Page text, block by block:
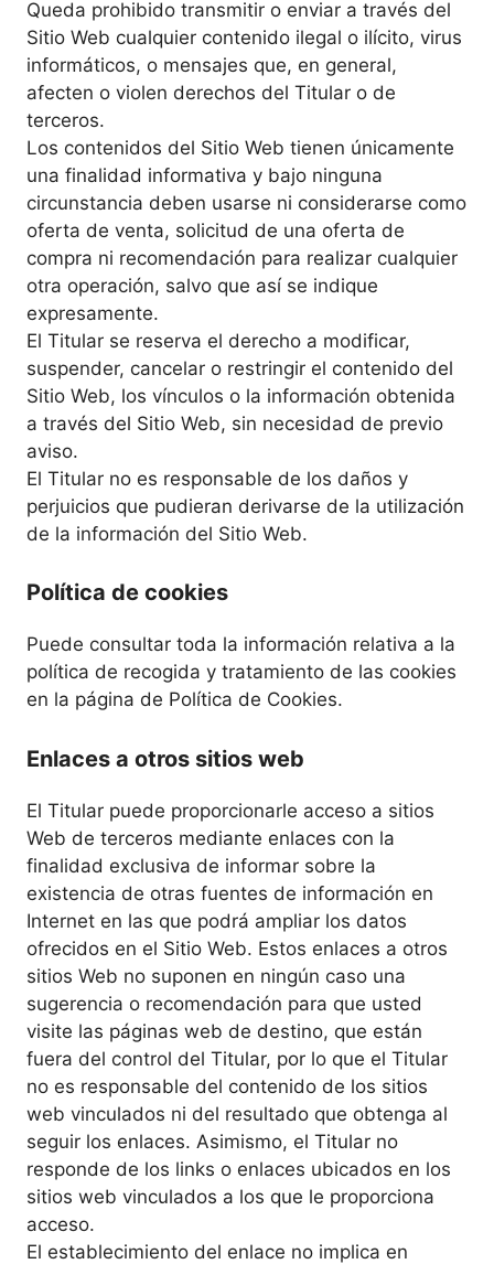
Queda prohibido transmitir o enviar a través del
Sitio Web cualquier contenido ilegal o ilícito, virus
informáticos, o mensajes que, en general,
afecten o violen derechos del Titular o de
terceros.
Los contenidos del Sitio Web tienen únicamente
una finalidad informativa y bajo ninguna
circunstancia deben usarse ni considerarse como
oferta de venta, solicitud de una oferta de
compra ni recomendación para realizar cualquier
otra operación, salvo que así se indique
expresamente.
El Titular se reserva el derecho a modificar,
suspender, cancelar o restringir el contenido del
Sitio Web, los vínculos o la información obtenida
a través del Sitio Web, sin necesidad de previo
aviso.
El Titular no es responsable de los daños y
perjuicios que pudieran derivarse de la utilización
de la información del Sitio Web.
Política de cookies
Puede consultar toda la información relativa a la
política de recogida y tratamiento de las cookies
en la página de Política de Cookies.
Enlaces a otros sitios web
El Titular puede proporcionarle acceso a sitios
Web de terceros mediante enlaces con la
finalidad exclusiva de informar sobre la
existencia de otras fuentes de información en
Internet en las que podrá ampliar los datos
ofrecidos en el Sitio Web. Estos enlaces a otros
sitios Web no suponen en ningún caso una
sugerencia o recomendación para que usted
visite las páginas web de destino, que están
fuera del control del Titular, por lo que el Titular
no es responsable del contenido de los sitios
web vinculados ni del resultado que obtenga al
seguir los enlaces. Asimismo, el Titular no
responde de los links o enlaces ubicados en los
sitios web vinculados a los que le proporciona
acceso.
El establecimiento del enlace no implica en